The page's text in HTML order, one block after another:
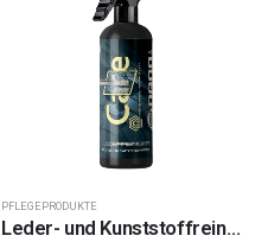
PFLEGEPRODUKTE
Leder- und Kunststoffreiniger von Nano Ceramic Protect